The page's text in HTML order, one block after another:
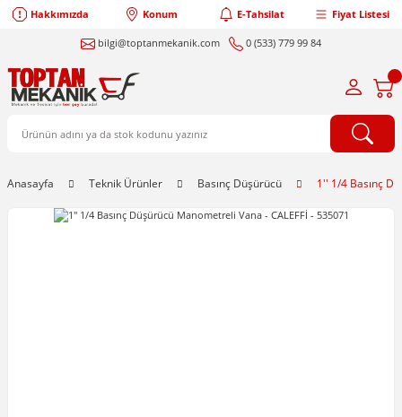
Hakkımızda Konum E-Tahsilat Fiyat Listesi
bilgi@toptanmekanik.com 0 (533) 779 99 84
Anasayfa Teknik Ürünler Basınç Düşürücü 1'' 1/4 Basınç